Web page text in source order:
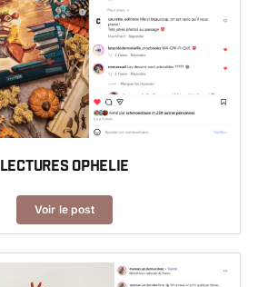
Lectures Ophelie
Voir le post